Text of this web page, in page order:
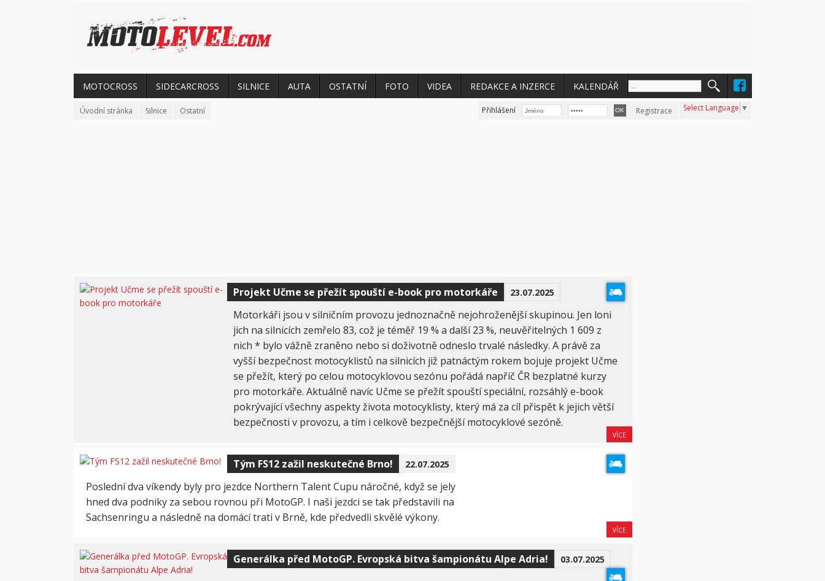
MOTOCROSS SIDECARCROSS SILNICE AUTA OSTATNÍ FOTO VIDEA REDAKCE A INZERCE KALENDÁŘ
Úvodní stránka Silnice Ostatní Přihlášení Registrace Select Language ▼
Projekt Učme se přežít spouští e-book pro motorkáře 23.07.2025
Motorkáři jsou v silničním provozu jednoznačně nejohroženější skupinou. Jen loni
jich na silnicích zemřelo 83, což je téměř 19 % a další 23 %, neuvěřitelných 1 609 z
nich * bylo vážně zraněno nebo si doživotně odneslo trvalé následky. A právě za
vyšší bezpečnost motocyklistů na silnicích již patnáctým rokem bojuje projekt Učme
se přežít, který po celou motocyklovou sezónu pořádá napříč ČR bezplatné kurzy
pro motorkáře. Aktuálně navíc Učme se přežít spouští speciální, rozsáhlý e-book
pokrývající všechny aspekty života motocyklisty, který má za cíl přispět k jejich větší
bezpečnosti v provozu, a tím i celkově bezpečnější motocyklové sezóně.
VÍCE
Tým FS12 zažil neskutečné Brno! 22.07.2025
Poslední dva víkendy byly pro jezdce Northern Talent Cupu náročné, když se jely
hned dva podniky za sebou rovnou při MotoGP. I naši jezdci se tak představili na
Sachsenringu a následně na domácí trati v Brně, kde předvedli skvělé výkony.
VÍCE
Generálka před MotoGP. Evropská bitva šampionátu Alpe Adria! 03.07.2025